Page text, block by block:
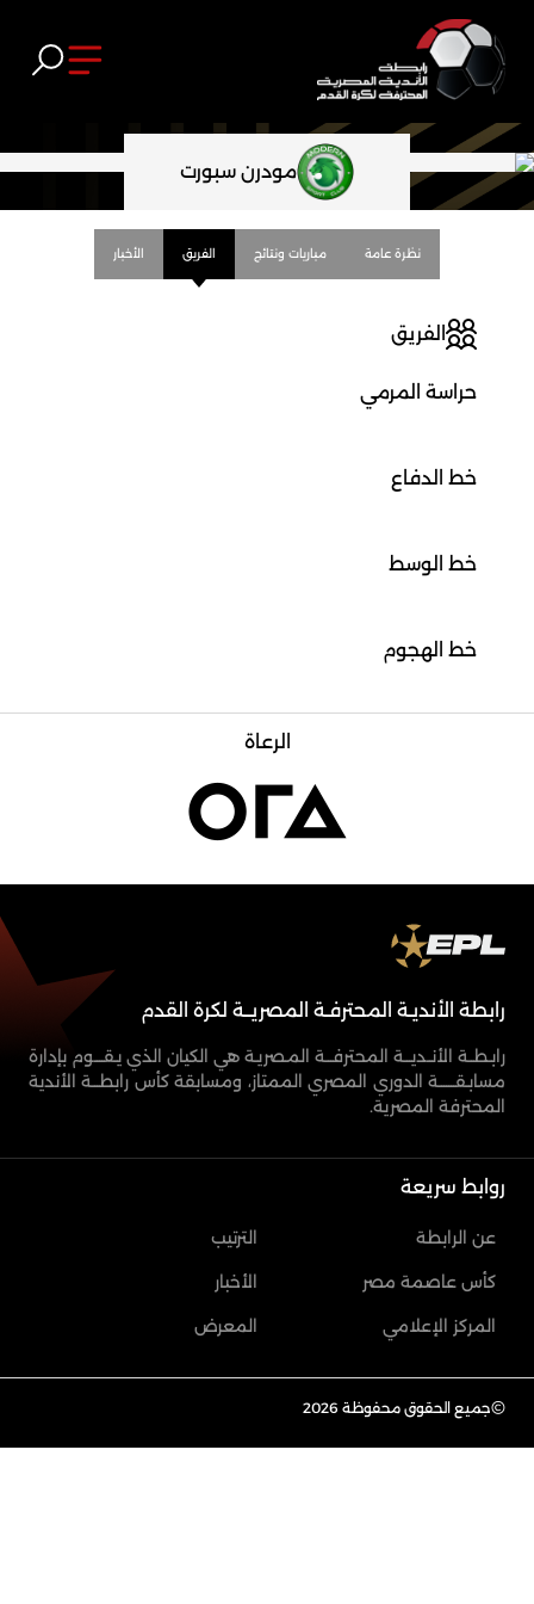
مودرن سبورت
نظرة عامة مباريات ونتائج الفريق الأخبار
الفريق
حراسة المرمي
خط الدفاع
خط الوسط
خط الهجوم
الرعاة
رابطة الأنديـة المحترفـة المصريــة لكرة القدم
رابـطــة الأنــديـــة المحترفـــة المـصريـة هي الكيان الذي يـقــــوم بإدارة
مسابـقـــــــة الدوري المصري الممتاز، ومسابقة كأس رابطـــة الأندية
المحترفة المصرية.
روابط سريعة
عن الرابطة الترتيب
كأس عاصمة مصر الأخبار
المركز الإعلامي المعرض
©جميع الحقوق محفوظة 2026